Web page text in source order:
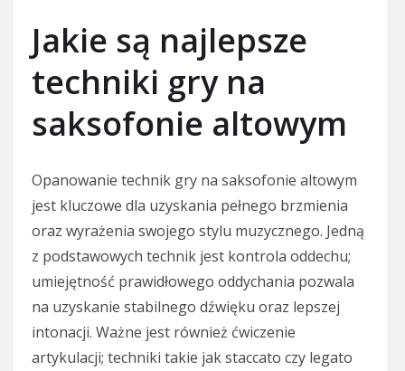
Jakie są najlepsze
techniki gry na
saksofonie altowym
Opanowanie technik gry na saksofonie altowym
jest kluczowe dla uzyskania pełnego brzmienia
oraz wyrażenia swojego stylu muzycznego. Jedną
z podstawowych technik jest kontrola oddechu;
umiejętność prawidłowego oddychania pozwala
na uzyskanie stabilnego dźwięku oraz lepszej
intonacji. Ważne jest również ćwiczenie
artykulacji; techniki takie jak staccato czy legato